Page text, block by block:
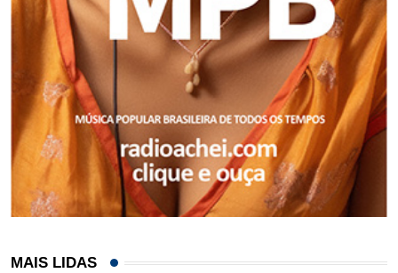
MAIS LIDAS